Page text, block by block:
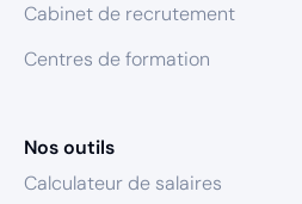
Cabinet de recrutement
Centres de formation
Nos outils
Calculateur de salaires